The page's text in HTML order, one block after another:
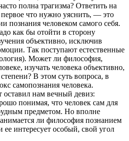
полна трагизма? Ответить на
что нужно уяснить, — это
познания человеком самого себя.
как бы отойти в сторону
объективно, исключив
Так поступают естественные
Может ли философия,
изучать человека объективно,
В этом суть вопроса, в
самопознания человека.
нам вечный девиз:
понимая, что человек сам для
предметом. Но вполне
ли философия познанием
ее интересует особый, свой угол